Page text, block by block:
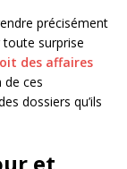
précisément
toute surprise
des affaires
ces
dossiers qu’ils